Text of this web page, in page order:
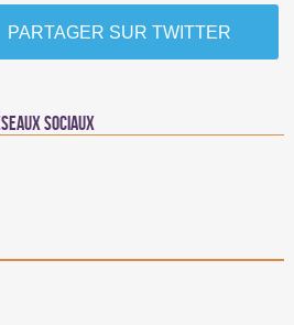
PARTAGER SUR TWITTER
sociaux